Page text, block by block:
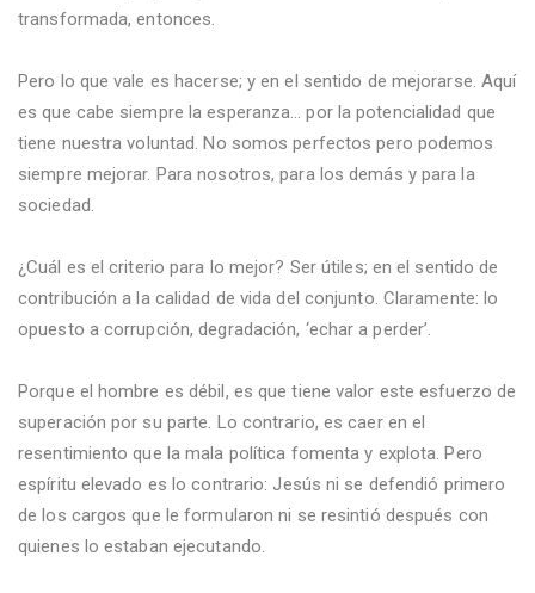
transformada, entonces.
Pero lo que vale es hacerse; y en el sentido de mejorarse. Aquí
es que cabe siempre la esperanza… por la potencialidad que
tiene nuestra voluntad. No somos perfectos pero podemos
siempre mejorar. Para nosotros, para los demás y para la
sociedad.
¿Cuál es el criterio para lo mejor? Ser útiles; en el sentido de
contribución a la calidad de vida del conjunto. Claramente: lo
opuesto a corrupción, degradación, ‘echar a perder’.
Porque el hombre es débil, es que tiene valor este esfuerzo de
superación por su parte. Lo contrario, es caer en el
resentimiento que la mala política fomenta y explota. Pero
espíritu elevado es lo contrario: Jesús ni se defendió primero
de los cargos que le formularon ni se resintió después con
quienes lo estaban ejecutando.